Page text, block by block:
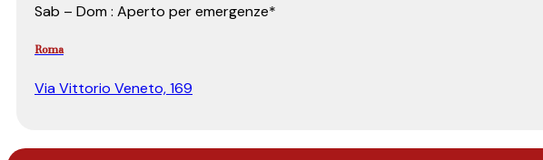
Sab – Dom : Aperto per emergenze*
Roma
Via Vittorio Veneto, 169